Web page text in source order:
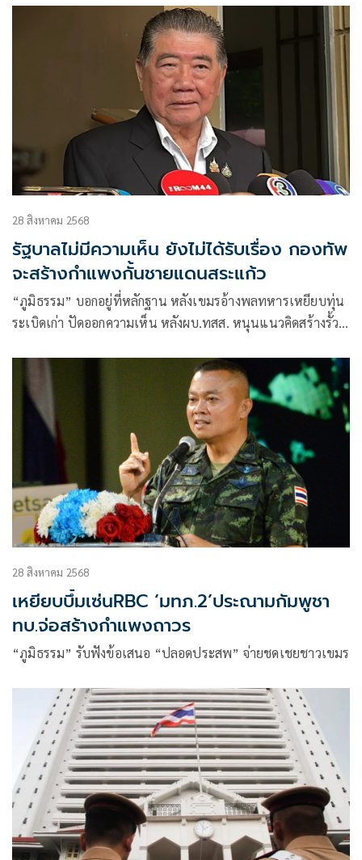
กลัวทัวร์ลง หาว่า “เป็นคนไทยใจเขมร”
28 สิงหาคม 2568
รัฐบาลไม่มีความเห็น ยังไม่ได้รับเรื่อง กองทัพ
จะสร้างกำแพงกั้นชายแดนสระแก้ว
“ภูมิธรรม” บอกอยู่ที่หลักฐาน หลังเขมรอ้างพลทหารเหยียบทุ่น
ระเบิดเก่า ปัดออกความเห็น หลังผบ.ทสส. หนุนแนวคิดสร้างรั้ว
28 สิงหาคม 2568
เหยียบบึ้มเซ่นRBC ‘มทภ.2’ประณามกัมพูชา
ทบ.จ่อสร้างกำแพงถาวร
“ภูมิธรรม” รับฟังข้อเสนอ “ปลอดประสพ” จ่ายชดเชยชาวเขมร